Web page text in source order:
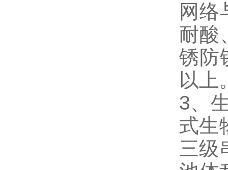
网络
耐酸
锈防
以上
3、
式生
三级